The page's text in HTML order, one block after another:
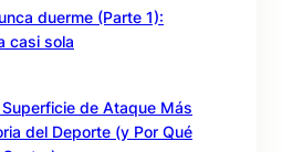
duerme (Parte 1):
casi sola
de Ataque Más
del Deporte (y Por Qué